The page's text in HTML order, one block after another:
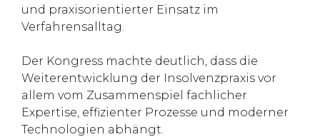
und praxisorientierter Einsatz im
Verfahrensalltag.
Der Kongress machte deutlich, dass die
Weiterentwicklung der Insolvenzpraxis vor
allem vom Zusammenspiel fachlicher
Expertise, effizienter Prozesse und moderner
Technologien abhängt.